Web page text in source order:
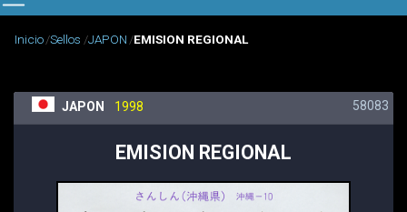
Inicio Sellos JAPON EMISION REGIONAL
JAPON 1998 58083
EMISION REGIONAL